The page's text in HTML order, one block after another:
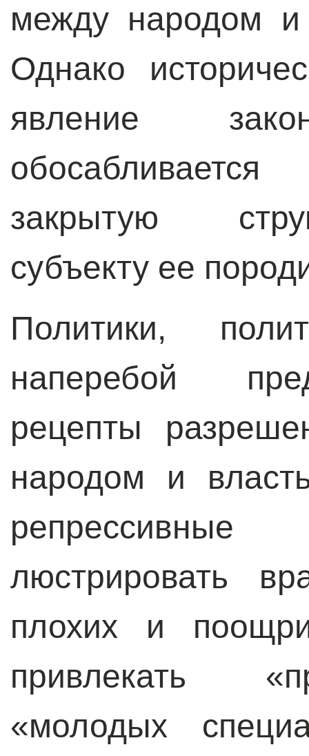
между народом и
Однако
явление
закрытую
субъекту ее
Политики,
наперебой
рецепты
народом и
люстрировать
плохих и
привлекать
«молодых